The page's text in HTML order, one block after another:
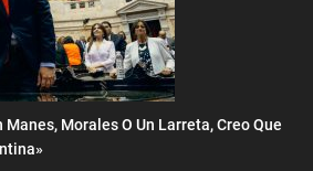
Manes, Morales O Un Larreta, Creo Que